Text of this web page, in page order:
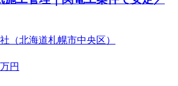
（北海道札幌市中央区）
円